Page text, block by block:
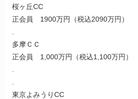
桜ヶ丘CC
正会員 1900万円（税込2090万円）
多摩ＣＣ
正会員 1,000万円（税込1,100万円）
東京よみうりCC